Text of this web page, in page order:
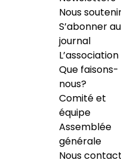
Nous
S’abonner au
journal
L’association
Que faisons-
nous?
Comité et
équipe
Assemblée
générale
Nous